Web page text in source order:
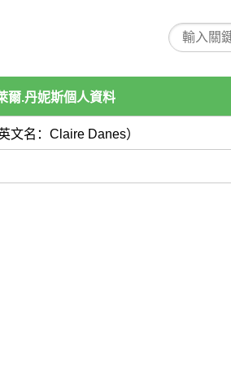
爾.丹妮斯個人資料
文名：Claire Danes）